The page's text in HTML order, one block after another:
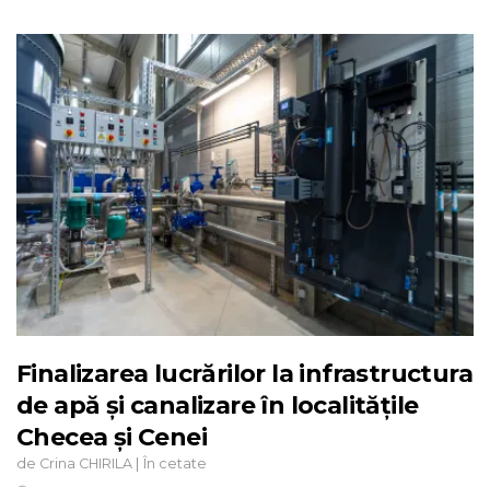
Finalizarea lucrărilor la infrastructura
de apă și canalizare în localitățile
Checea și Cenei
de Crina CHIRILA | În cetate